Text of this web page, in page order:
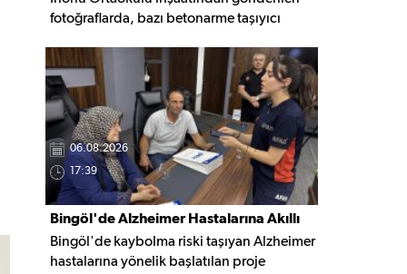
fotoğraflarda, bazı betonarme taşıyıcı
donatı demirleri görülüyor. Görüntüler,
yapı kalitesine ilişkin soru işaretleri
oluştururken, yetkili kurumların teknik
inceleme yapması çağrısı yapıldı.
06.08.2026
17:39
Bingöl'de Alzheimer Hastalarına Akıllı
Takip Desteği
Bingöl'de kaybolma riski taşıyan Alzheimer
hastalarına yönelik başlatılan proje